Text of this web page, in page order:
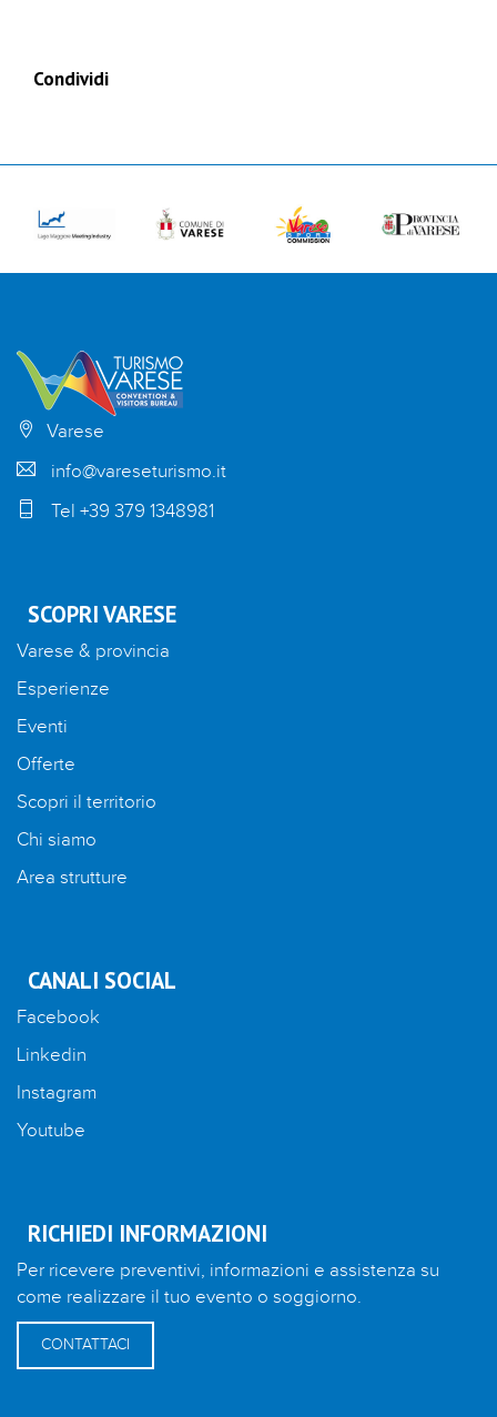
Condividi
Varese
info@vareseturismo.it
Tel +39 379 1348981
SCOPRI VARESE
Varese & provincia
Esperienze
Eventi
Offerte
Scopri il territorio
Chi siamo
Area strutture
CANALI SOCIAL
Facebook
Linkedin
Instagram
Youtube
RICHIEDI INFORMAZIONI
Per ricevere preventivi, informazioni e assistenza su
come realizzare il tuo evento o soggiorno.
CONTATTACI